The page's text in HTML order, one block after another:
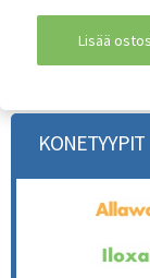
Lisää
KONETYYPIT